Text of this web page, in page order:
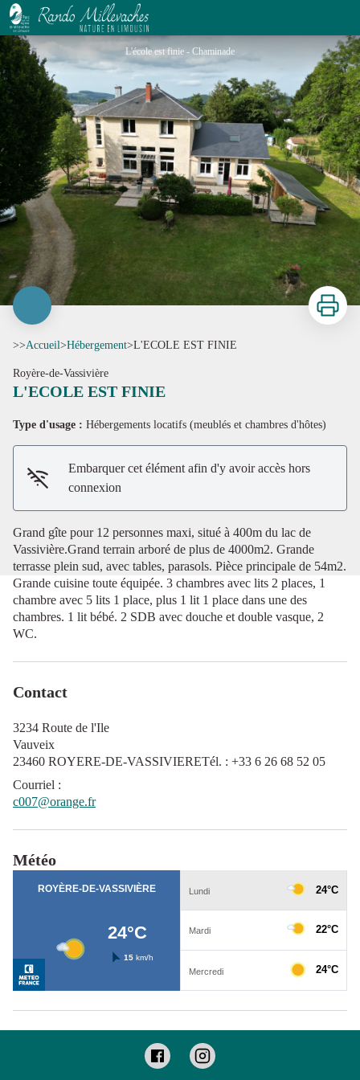
L'ECOLE EST FINIE
L'école est finie - Chaminade
Voir l'image en plein écran
Imprimer
>>Accueil>Hébergement>L'ECOLE EST FINIE
Royère-de-Vassivière
L'ECOLE EST FINIE
Type d'usage : Hébergements locatifs (meublés et chambres d'hôtes)
Embarquer cet élément afin d'y avoir accès hors
connexion
Grand gîte pour 12 personnes maxi, situé à 400m du lac de
Vassivière.Grand terrain arboré de plus de 4000m2. Grande
terrasse plein sud, avec tables, parasols. Pièce principale de 54m2.
Grande cuisine toute équipée. 3 chambres avec lits 2 places, 1
chambre avec 5 lits 1 place, plus 1 lit 1 place dans une des
chambres. 1 lit bébé. 2 SDB avec douche et double vasque, 2
WC.
Contact
3234 Route de l'Ile
Vauveix
23460 ROYERE-DE-VASSIVIERETél. : +33 6 26 68 52 05
Courriel :
c007@orange.fr
Météo